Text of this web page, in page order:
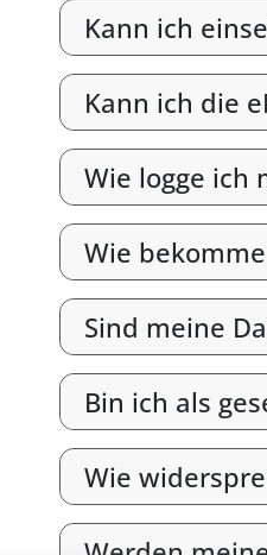
Kann ich
Kann ich die
Wie logge ich
Wie
Sind meine
Bin ich als
Wie